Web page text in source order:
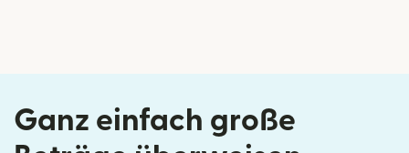
Ganz einfach große